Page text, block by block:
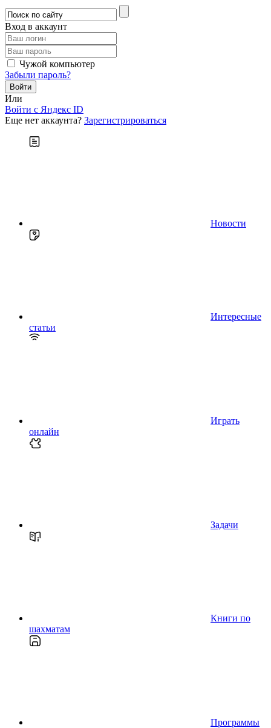
Вход в аккаунт
Чужой компьютер
Забыли пароль?
Или
Войти c Яндекс ID
Еще нет аккаунта? Зарегистрироваться
Новости
Интересные
статьи
Играть
онлайн
Задачи
Книги по
шахматам
Программы